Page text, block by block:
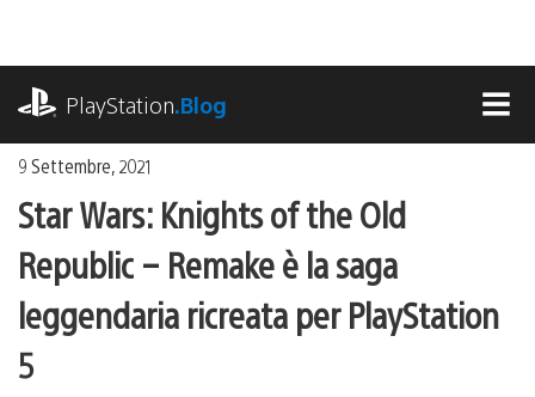
contenuto
PlayStation.Blog
9 Settembre, 2021
Star Wars: Knights of the Old
Republic – Remake è la saga
leggendaria ricreata per PlayStation
5